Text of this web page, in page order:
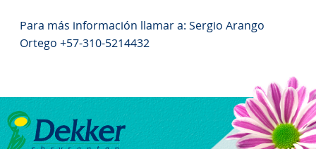
Para más información llamar a: Sergio Arango
Ortego +57-310-5214432